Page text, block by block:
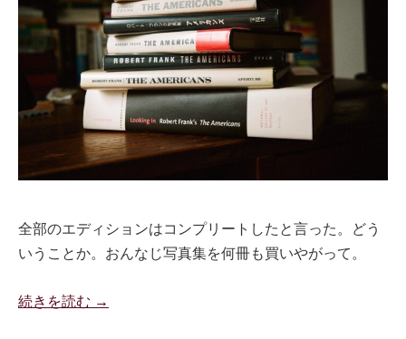
全部のエディションはコンプリートしたと言った。どう
いうことか。おんなじ写真集を何冊も買いやがって。
続きを読む →